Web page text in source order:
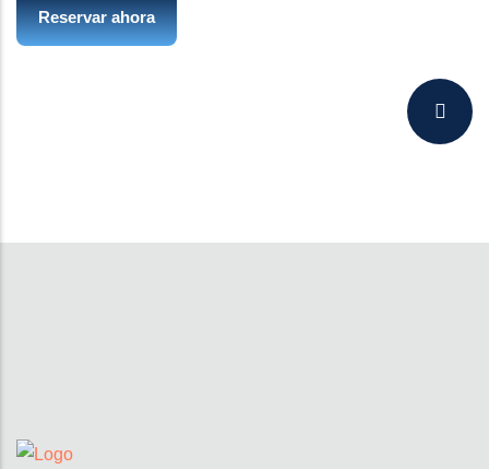
Reservar ahora